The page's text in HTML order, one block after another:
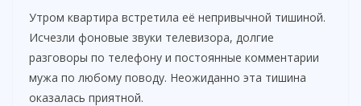
Утром квартира встретила её непривычной тишиной.
Исчезли фоновые звуки телевизора, долгие
разговоры по телефону и постоянные комментарии
мужа по любому поводу. Неожиданно эта тишина
оказалась приятной.